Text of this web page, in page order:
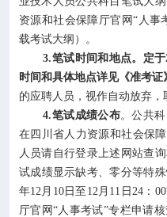
资源和社会保障厅官网“人事
载考试大纲）。
3.笔试时间和地点。定
时间和具体地点详见《准考证
的应聘人员，视作自动放弃，
4.笔试成绩公布。公共
在四川省人力资源和社会保
人员请自行登录上述网站查
试成绩显示缺考、零分等特
年12月10日至12月11日24：
厅官网“人事考试”专栏申请